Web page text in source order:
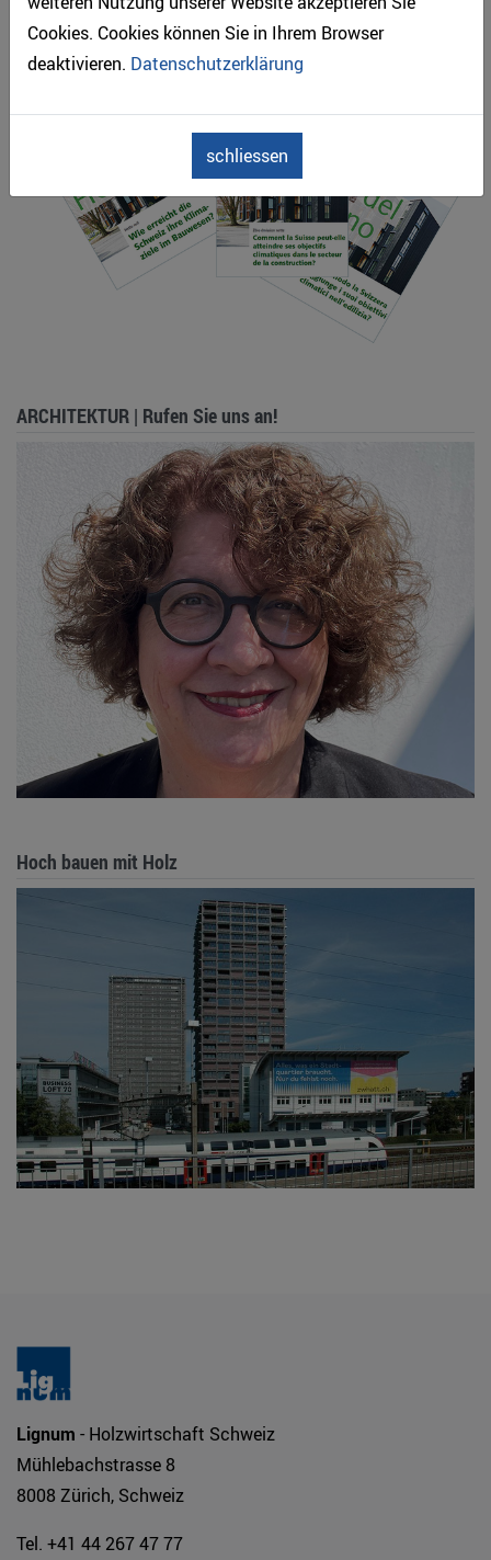
Cookies. Cookies können Sie in Ihrem Browser
deaktivieren. Datenschutzerklärung
schliessen
Was mehr Holz am Bau dem Klima bringt
ARCHITEKTUR | Rufen Sie uns an!
Hoch bauen mit Holz
Lignum - Holzwirtschaft Schweiz
Mühlebachstrasse 8
8008 Zürich, Schweiz
Tel. +41 44 267 47 77